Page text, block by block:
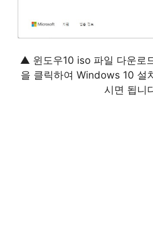
▲ 윈도우10 iso 파일 다운로
을 클릭하여 Windows 10 설
시면 됩니